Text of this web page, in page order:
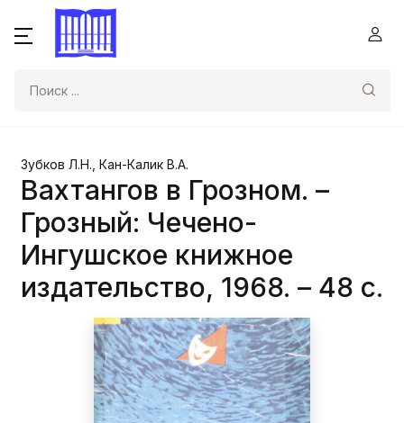
Зубков Л.Н., Кан-Калик В.А.
Вахтангов в Грозном. –
Грозный: Чечено-
Ингушское книжное
издательство, 1968. – 48 с.